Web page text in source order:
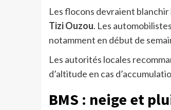
Les flocons devraient blanchir
Tizi Ouzou. Les
notamment en début de
Les autorités locales
d’altitude en cas
BMS : neige et